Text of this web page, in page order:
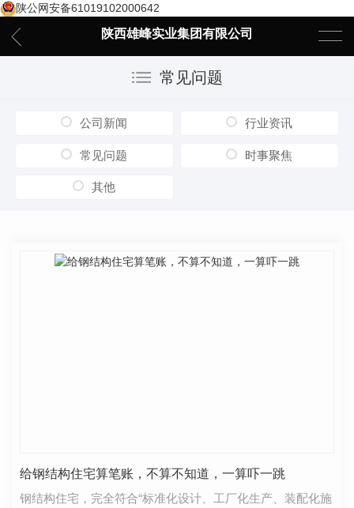
陕公网安备61019102000642
陕西雄峰实业集团有限公司
常见问题
公司新闻 行业资讯
常见问题 时事聚焦
其他
给钢结构住宅算笔账，不算不知道，一算吓一跳
钢结构住宅，完全符合“标准化设计、工厂化生产、装配化施